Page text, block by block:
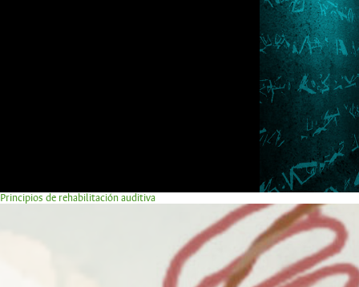
Principios de rehabilitación auditiva